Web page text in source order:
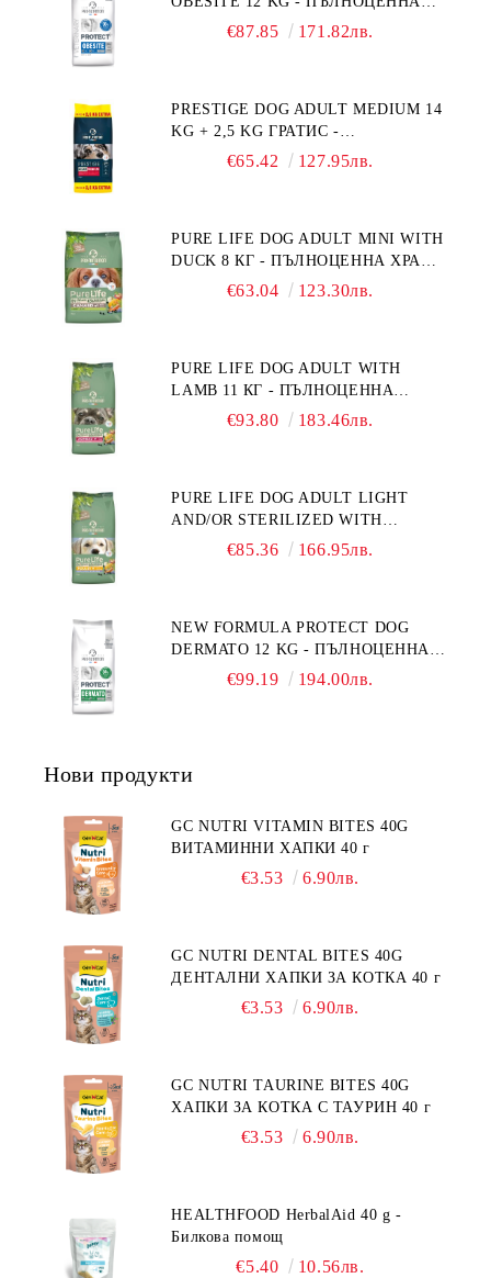
ДИЕТИЧНА ХРАНА ЗА КУЧЕТА
"РЕГУЛИРАНЕ НА ВНОСА НА
ГЛЮКОЗА (DIABETES MELLITUS)."
€87.85 171.82лв.
PRESTIGE DOG ADULT MEDIUM 14
KG + 2,5 KG ГРАТИС -
ПЪЛНОЦЕННА ХРАНА ЗА
€65.42 127.95лв.
PURE LIFE DOG ADULT MINI WITH
DUCK 8 КГ - ПЪЛНОЦЕННА ХРАНА
ЗА ПОРАСНАЛИ КУЧЕТА ОТ
ГЛУТЕН. ПРОИЗВЕДЕНА ВЪВ
ФРАНЦИЯ.
€63.04 123.30лв.
PURE LIFE DOG ADULT WITH
LAMB 11 КГ - ПЪЛНОЦЕННА
ХРАНА ЗА ПОРАСНАЛИ КУЧЕТА С
НАД 1 ГОДИНА. БЕЗ ЗЪРНО, БЕЗ
ГЛУТЕН. ПРОИЗВЕДЕНА ВЪВ
ФРАНЦИЯ.
€93.80 183.46лв.
PURE LIFE DOG ADULT LIGHT
AND/OR STERILIZED WITH
CHICKEN 12 КГ - ПЪЛНОЦЕННА
КАСТРИРАНИ КУЧЕТА ОТ ВСИЧКИ
ПОРОДИ НА ВЪЗРАСТ НАД 1
ГОДИНА, С ПИЛЕ. БЕЗ ЗЪРНО, БЕЗ
€85.36 166.95лв.
NEW FORMULA PROTECT DOG
DERMATO 12 KG - ПЪЛНОЦЕННА
ДИЕТИЧНА ХРАНА ЗА КУЧЕТА
ЗАГУБА НА КОЗИНА".
НЕПОНОСИМОСТТА КЪМ НЯКОИ
СЪСТАВКИ И ХРАНИ
€99.19 194.00лв.
Нови продукти
GC NUTRI VITAMIN BITES 40G
ВИТАМИННИ ХАПКИ 40 г
€3.53 6.90лв.
GC NUTRI DENTAL BITES 40G
ДЕНТАЛНИ ХАПКИ ЗА КОТКА 40 г
€3.53 6.90лв.
GC NUTRI TAURINE BITES 40G
ХАПКИ ЗА КОТКА С ТАУРИН 40 г
€3.53 6.90лв.
HEALTHFOOD HerbalAid 40 g -
Билкова помощ
€5.40 10.56лв.